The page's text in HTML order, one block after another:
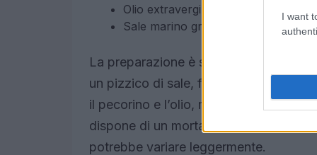
I want
Olio extravergine d’oliva ligure
Sale marino grosso
La preparazione è semplice: si
un pizzico di sale, fino a ottenere una
il pecorino e l’olio, mescolando fino a
dispone di un mortaio, è possibile
potrebbe variare leggermente.